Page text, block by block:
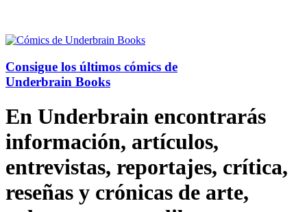
Consigue los últimos cómics de
Underbrain Books
En Underbrain encontrarás
información, artículos,
entrevistas, reportajes, crítica,
reseñas y crónicas de arte,